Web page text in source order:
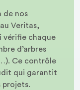
de nos
Veritas,
vérifie chaque
d’arbres
Ce contrôle
qui garantit
projets.